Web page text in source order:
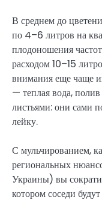
В среднем до
по 4–6 литров на
плодоношения
расходом 10–15
внимания еще чаще
— теплая вода,
листьями: они сами
лейку.
С мульчированием,
региональных
Украины) вы
котором соседи